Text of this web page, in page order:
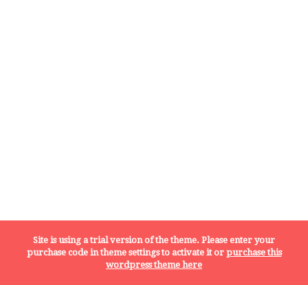
Dolcificata naturalmente Senza glutine
Senza lattosio Vegana Vegetariana
Site is using a trial version of the theme. Please enter your
purchase code in theme settings to activate it or purchase this
wordpress theme here